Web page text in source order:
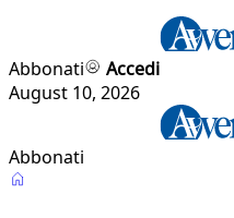
Abbonati
Accedi
August 10, 2026
Abbonati